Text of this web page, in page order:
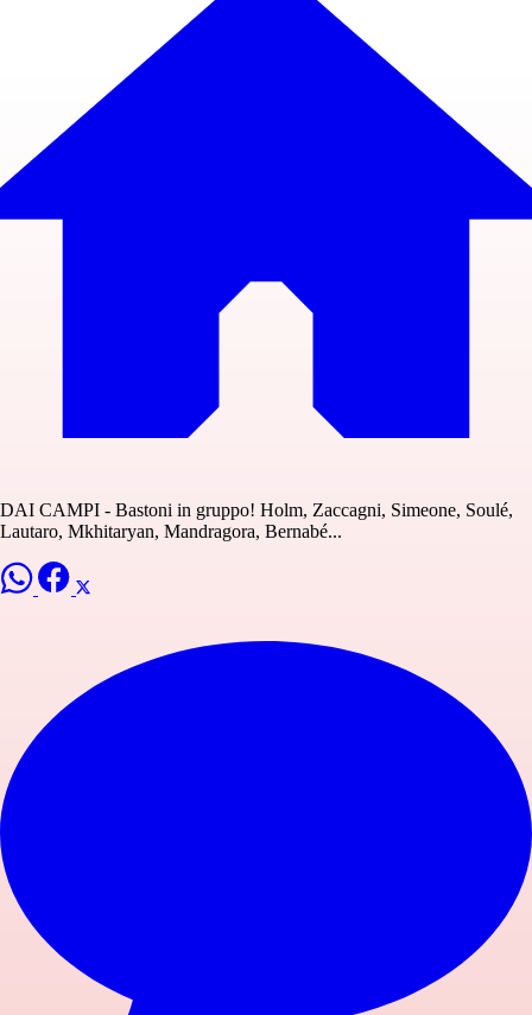
DAI CAMPI - Bastoni in gruppo! Holm, Zaccagni, Simeone, Soulé,
Lautaro, Mkhitaryan, Mandragora, Bernabé...